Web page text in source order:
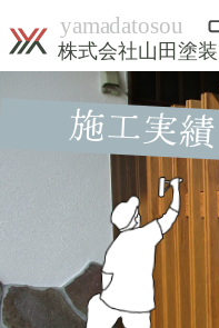
to
料金
施工実績